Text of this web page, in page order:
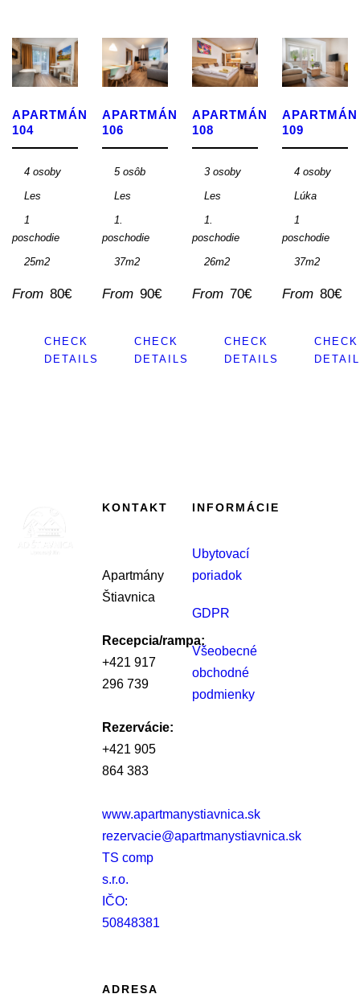
APARTMÁN
104
4 osoby
Les
1
poschodie
25m2
From 80€
CHECK
DETAILS
APARTMÁN
106
5 osôb
Les
1.
poschodie
37m2
From 90€
CHECK
DETAILS
APARTMÁN
108
3 osoby
Les
1.
poschodie
26m2
From 70€
CHECK
DETAILS
APARTMÁN
109
4 osoby
Lúka
1
poschodie
37m2
From 80€
CHECK
KONTAKT
Apartmány
Štiavnica
Recepcia/rampa:
+421 917
296 739
Rezervácie:
+421 905
864 383
www.apartmanystiavnica.sk
rezervacie@apartmanystiavnica.sk
TS comp
s.r.o.
IČO:
50848381
ADRESA
INFORMÁCIE
Ubytovací
poriadok
GDPR
Všeobecné
obchodné
podmienky